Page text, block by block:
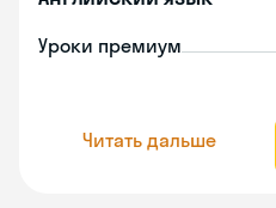
Уроки премиум
Читать дальше